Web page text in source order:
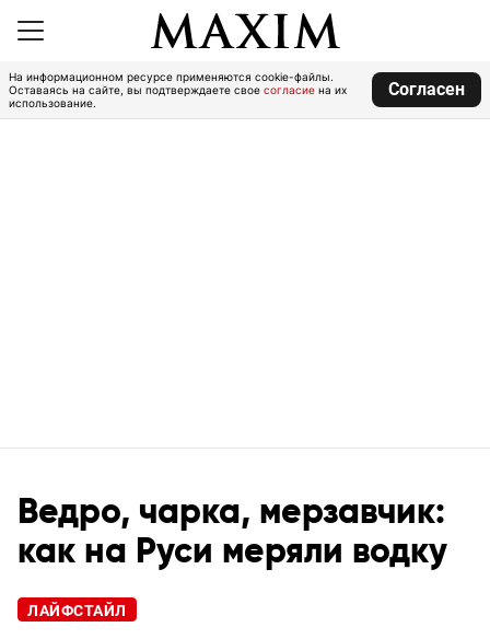
На информационном ресурсе применяются cookie-файлы.
Оставаясь на сайте, вы подтверждаете свое согласие на их
использование.
Согласен
Ведро, чарка, мерзавчик:
как на Руси меряли водку
ЛАЙФСТАЙЛ